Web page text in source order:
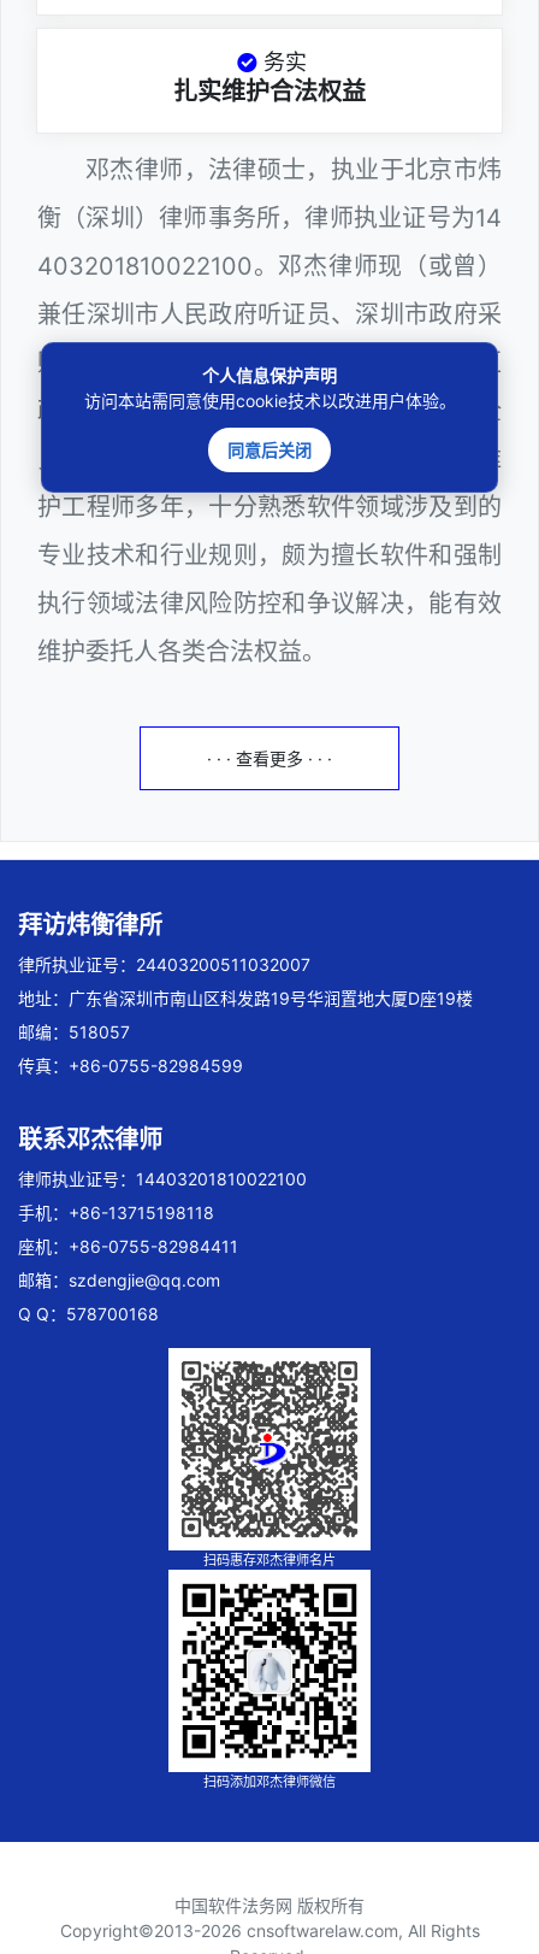
务实
扎实维护合法权益
邓杰律师，法律硕士，执业于北京市炜
衡（深圳）律师事务所，律师执业证号为14
403201810022100。邓杰律师现（或曾）
兼任深圳市人民政府听证员、深圳市政府采
购评审专家（法律类），曾担任深圳市某区
政府系统公职律师、计算机信息网络安全
员、WEB前端开发工程师和WEB服务器维
护工程师多年，十分熟悉软件领域涉及到的
专业技术和行业规则，颇为擅长软件和强制
执行领域法律风险防控和争议解决，能有效
维护委托人各类合法权益。
· · · 查看更多 · · ·
拜访炜衡律所
律所执业证号：24403200511032007
地址：广东省深圳市南山区科发路19号华润置地大厦D座19楼
邮编：518057
传真：+86-0755-82984599
联系邓杰律师
律师执业证号：14403201810022100
手机：+86-13715198118
座机：+86-0755-82984411
邮箱： szdengjie@qq.com
Q Q：578700168
扫码惠存邓杰律师名片
扫码添加邓杰律师微信
中国软件法务网 版权所有
Copyright©2013-2026 cnsoftwarelaw.com, All Rights
个人信息保护声明
访问本站需同意使用cookie技术以改进用户体验。
同意后关闭